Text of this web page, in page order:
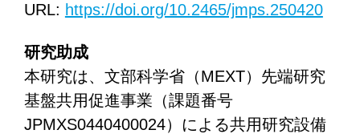
URL: https://doi.org/10.2465/jmps.250420
研究助成
本研究は、文部科学省（MEXT）先端研究
基盤共用促進事業（課題番号
JPMXS0440400024）による共用研究設備